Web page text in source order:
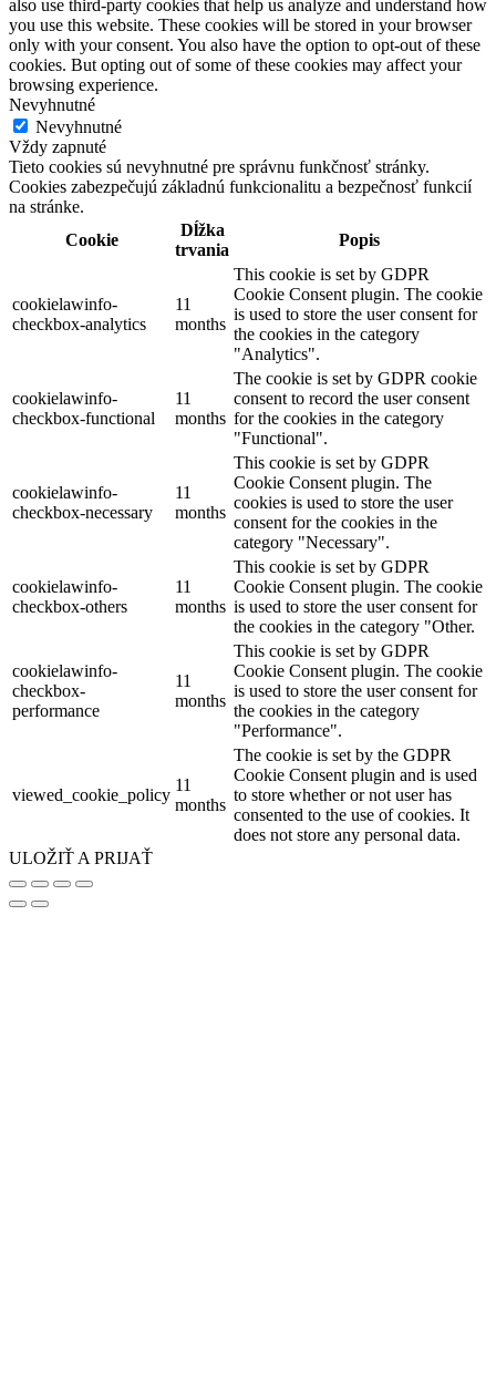
also use third-party cookies that help us analyze and understand how
you use this website. These cookies will be stored in your browser
only with your consent. You also have the option to opt-out of these
cookies. But opting out of some of these cookies may affect your
browsing experience.
Nevyhnutné
Nevyhnutné
Vždy zapnuté
Tieto cookies sú nevyhnutné pre správnu funkčnosť stránky.
Cookies zabezpečujú základnú funkcionalitu a bezpečnosť funkcií
na stránke.
Cookie
Dĺžka
trvania
Popis
cookielawinfo-
checkbox-analytics
11
months
This cookie is set by GDPR
Cookie Consent plugin. The cookie
is used to store the user consent for
the cookies in the category
"Analytics".
cookielawinfo-
checkbox-functional
11
months
The cookie is set by GDPR cookie
consent to record the user consent
for the cookies in the category
"Functional".
cookielawinfo-
checkbox-necessary
11
months
This cookie is set by GDPR
Cookie Consent plugin. The
cookies is used to store the user
consent for the cookies in the
category "Necessary".
cookielawinfo-
checkbox-others
11
months
This cookie is set by GDPR
Cookie Consent plugin. The cookie
is used to store the user consent for
the cookies in the category "Other.
cookielawinfo-
checkbox-
performance
11
months
This cookie is set by GDPR
Cookie Consent plugin. The cookie
is used to store the user consent for
the cookies in the category
"Performance".
viewed_cookie_policy
11
months
The cookie is set by the GDPR
Cookie Consent plugin and is used
to store whether or not user has
consented to the use of cookies. It
does not store any personal data.
ULOŽIŤ A PRIJAŤ